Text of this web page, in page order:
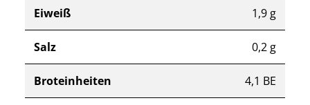
Eiweiß 1,9 g
Salz 0,2 g
Broteinheiten 4,1 BE